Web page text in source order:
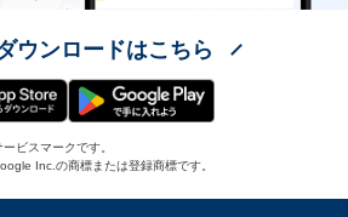
ウンロードはこちら
ビスマークです。
Inc.の商標または登録商標です。